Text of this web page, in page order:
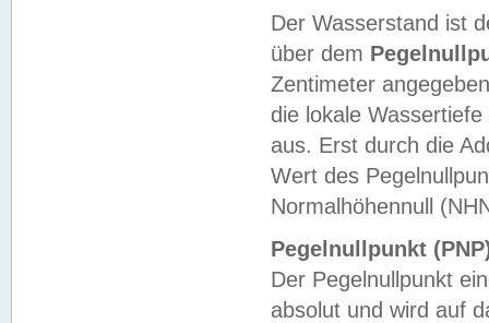
Der Wasserstand ist
über dem
Zentimeter
die lokale
aus. Erst durch die
Wert des
Normalhöhennull
Pegelnullpunkt
Der Pegelnullpunkt
absolut und wird auf